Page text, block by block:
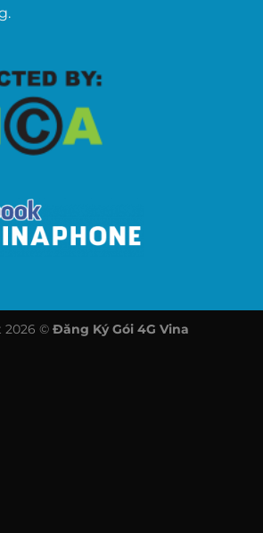
2026 © Đăng Ký Gói 4G Vina